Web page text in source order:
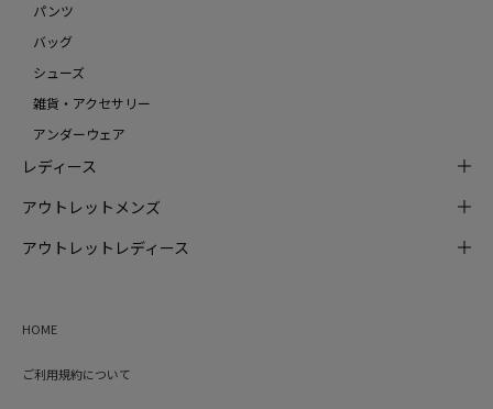
パンツ
バッグ
シューズ
雑貨・アクセサリー
アンダーウェア
レディース
アウトレットメンズ
アウトレットレディース
HOME
ご利用規約について